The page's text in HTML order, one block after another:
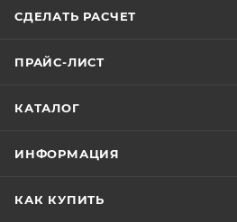
СДЕЛАТЬ РАСЧЕТ
ПРАЙС-ЛИСТ
КАТАЛОГ
ИНФОРМАЦИЯ
КАК КУПИТЬ